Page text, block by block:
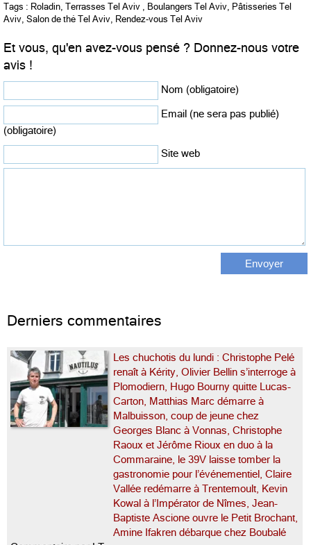
Tags : Roladin, Terrasses Tel Aviv , Boulangers Tel Aviv, Pâtisseries Tel
Aviv, Salon de thé Tel Aviv, Rendez-vous Tel Aviv
Et vous, qu'en avez-vous pensé ? Donnez-nous votre
avis !
Nom (obligatoire)
Email (ne sera pas publié)
(obligatoire)
Site web
Derniers commentaires
Les chuchotis du lundi : Christophe Pelé
renaît à Kérity, Olivier Bellin s’interroge à
Plomodiern, Hugo Bourny quitte Lucas-
Carton, Matthias Marc démarre à
Malbuisson, coup de jeune chez
Georges Blanc à Vonnas, Christophe
Raoux et Jérôme Rioux en duo à la
Commaraine, le 39V laisse tomber la
gastronomie pour l’événementiel, Claire
Vallée redémarre à Trentemoult, Kevin
Kowal à l’Impérator de Nîmes, Jean-
Baptiste Ascione ouvre le Petit Brochant,
Amine Ifakren débarque chez Boubalé